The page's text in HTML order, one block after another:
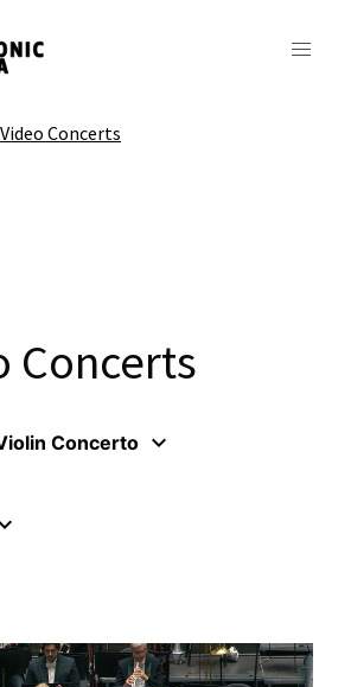
Video Concerts
Concerts
Concerto keyboard_arrow_down